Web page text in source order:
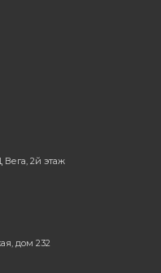
Вега, 2й этаж
дом 232